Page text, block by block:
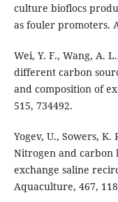
culture bioflocs
as fouler promoters.
Wei, Y. F., Wang, A.
different carbon
and composition of
515, 734492.
Yogev, U., Sowers, K.
Nitrogen and carbon
exchange saline
Aquaculture, 467,